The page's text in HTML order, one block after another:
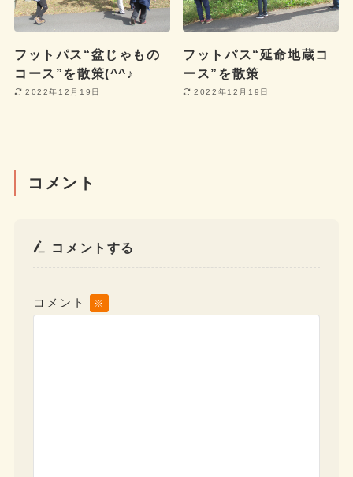
フットパス“盆じゃもの
コース”を散策(^^♪
2022年12月19日
フットパス“延命地蔵コ
ース”を散策
2022年12月19日
コメント
コメントする
コメント ※